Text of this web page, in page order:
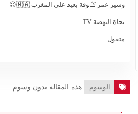
وسير عمر ݣوفة بعيد علي المغرب 🇲🇦😉
نجاة النهضة TV
متقول
الوسوم هذه المقالة بدون وسوم . .